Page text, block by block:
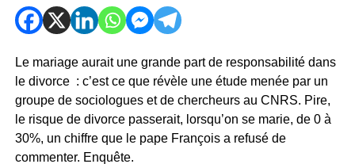
Le mariage aurait une grande part de responsabilité dans
le divorce : c’est ce que révèle une étude menée par un
groupe de sociologues et de chercheurs au CNRS. Pire,
le risque de divorce passerait, lorsqu’on se marie, de 0 à
30%, un chiffre que le pape François a refusé de
commenter. Enquête.